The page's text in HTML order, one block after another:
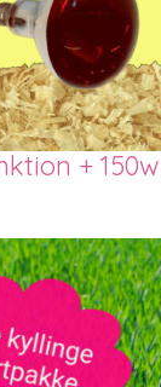
+ 150w